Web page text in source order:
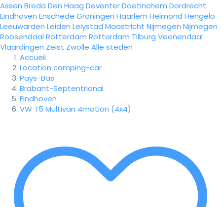
Assen Breda Den Haag DeventerDoetinchem Dordrecht
Eindhoven Enschede Groningen Haarlem Helmond Hengelo
Leeuwarden Leiden Lelystad Maastricht Nijmegen Nijmegen
Roosendaal Rotterdam Rotterdam Tilburg Veenendaal
Vlaardingen Zeist Zwolle Alle steden
Accueil
Location camping-car
Pays-Bas
Brabant-Septentrional
Eindhoven
VW T5 Multivan 4motion (4x4)